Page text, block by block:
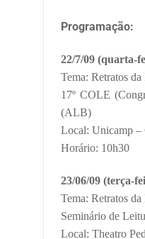
Programação:
22/7/09 (quarta-
Tema: Retratos
17º COLE
(ALB)
Local: Unicamp –
Horário: 10h30
23/06/09 (terça-
Tema: Retratos
Seminário de
Local: Theatro